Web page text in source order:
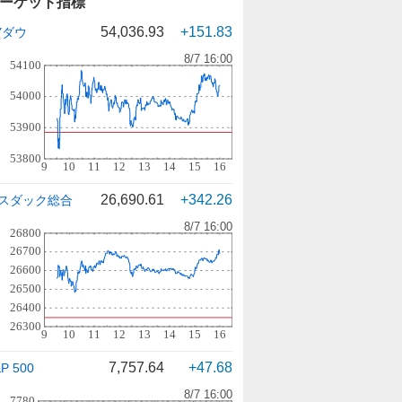
ウ 54,036.93 +151.83
ダック総合 26,690.61 +342.26
500 7,757.64 +47.68